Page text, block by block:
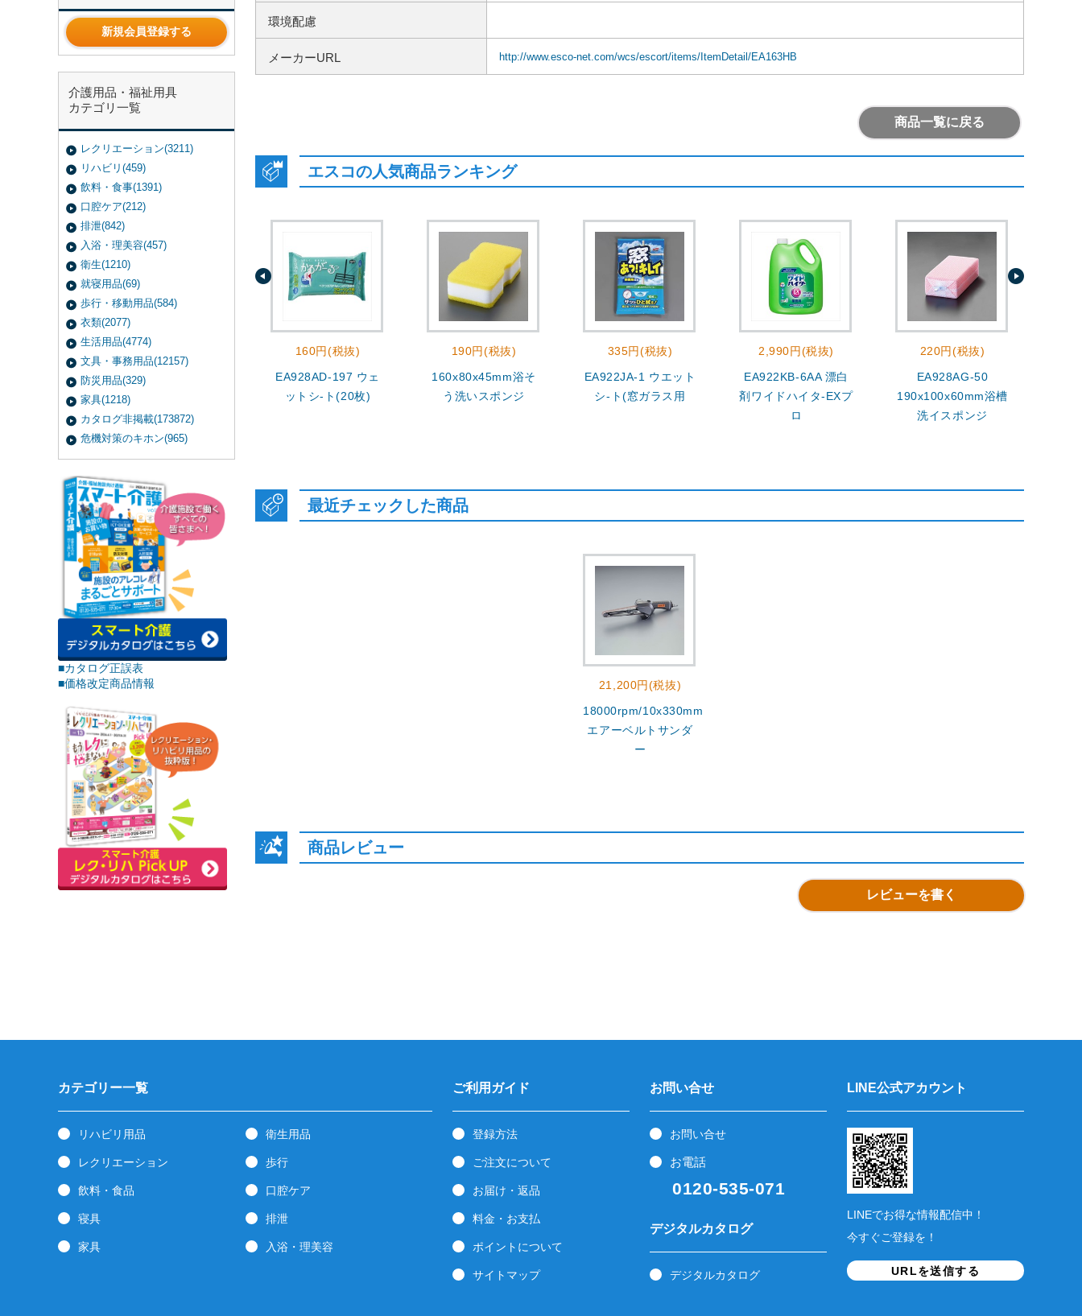
新規会員登録する
介護用品・福祉用具
カテゴリ一覧
レクリエーション(3211)
リハビリ(459)
飲料・食事(1391)
口腔ケア(212)
排泄(842)
入浴・理美容(457)
衛生(1210)
就寝用品(69)
歩行・移動用品(584)
衣類(2077)
生活用品(4774)
文具・事務用品(12157)
防災用品(329)
家具(1218)
カタログ非掲載(173872)
危機対策のキホン(965)
■カタログ正誤表
■価格改定商品情報
環境配慮
メーカーURL http://www.esco-net.com/wcs/escort/items/ItemDetail/EA163HB
商品一覧に戻る
エスコの人気商品ランキング
160円(税抜)
EA928AD-197 ウェ
ットシ-ト(20枚)
190円(税抜)
160x80x45mm浴そ
う洗いスポンジ
335円(税抜)
EA922JA-1 ウエット
シ-ト(窓ガラス用
2,990円(税抜)
EA922KB-6AA 漂白
剤ワイドハイタ-EXプ
ロ
220円(税抜)
EA928AG-50
190x100x60mm浴槽
洗イスポンジ
最近チェックした商品
21,200円(税抜)
18000rpm/10x330mm
エアーベルトサンダ
ー
商品レビュー
レビューを書く
カテゴリー一覧
リハビリ用品 衛生用品
レクリエーション 歩行
飲料・食品 口腔ケア
寝具 排泄
家具 入浴・理美容
ご利用ガイド
登録方法
ご注文について
お届け・返品
料金・お支払
ポイントについて
サイトマップ
お問い合せ
お問い合せ
お電話
0120-535-071
デジタルカタログ
デジタルカタログ
LINE公式アカウント
LINEでお得な情報配信中！
今すぐご登録を！
URLを送信する